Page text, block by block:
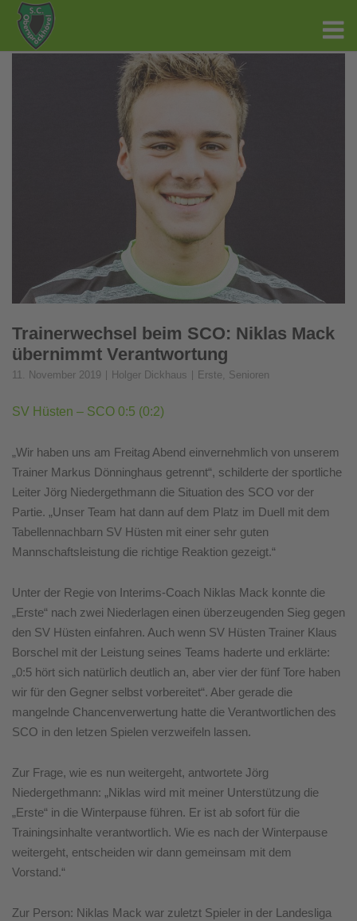
Trainerwechsel beim SCO: Niklas Mack
übernimmt Verantwortung
11. November 2019 Holger Dickhaus Erste Senioren
SV Hüsten – SCO 0:5 (0:2)
„Wir haben uns am Freitag Abend einvernehmlich von unserem
Trainer Markus Dönninghaus getrennt“, schilderte der sportliche
Leiter Jörg Niedergethmann die Situation des SCO vor der
Partie. „Unser Team hat dann auf dem Platz im Duell mit dem
Tabellennachbarn SV Hüsten mit einer sehr guten
Mannschaftsleistung die richtige Reaktion gezeigt.“
Unter der Regie von Interims-Coach Niklas Mack konnte die
„Erste“ nach zwei Niederlagen einen überzeugenden Sieg gegen
den SV Hüsten einfahren. Auch wenn SV Hüsten Trainer Klaus
Borschel mit der Leistung seines Teams haderte und erklärte:
„0:5 hört sich natürlich deutlich an, aber vier der fünf Tore haben
wir für den Gegner selbst vorbereitet“. Aber gerade die
mangelnde Chancenverwertung hatte die Verantwortlichen des
SCO in den letzen Spielen verzweifeln lassen.
Zur Frage, wie es nun weitergeht, antwortete Jörg
Niedergethmann: „Niklas wird mit meiner Unterstützung die
„Erste“ in die Winterpause führen. Er ist ab sofort für die
Trainingsinhalte verantwortlich. Wie es nach der Winterpause
weitergeht, entscheiden wir dann gemeinsam mit dem
Vorstand.“
Zur Person: Niklas Mack war zuletzt Spieler in der Landesliga